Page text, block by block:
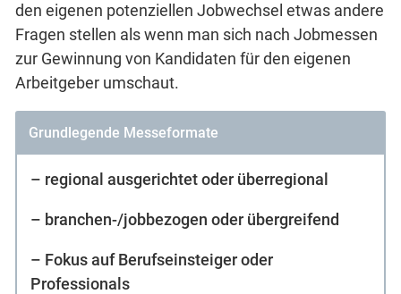
den eigenen potenziellen Jobwechsel etwas andere
Fragen stellen als wenn man sich nach Jobmessen
zur Gewinnung von Kandidaten für den eigenen
Arbeitgeber umschaut.
Grundlegende Messeformate
– regional ausgerichtet oder überregional
– branchen-/jobbezogen oder übergreifend
– Fokus auf Berufseinsteiger oder
Professionals